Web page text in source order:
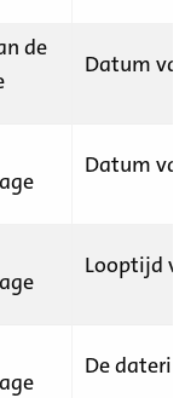
de
Datum
Datum
Looptijd
De